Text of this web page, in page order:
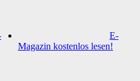
E-
Magazin kostenlos lesen!